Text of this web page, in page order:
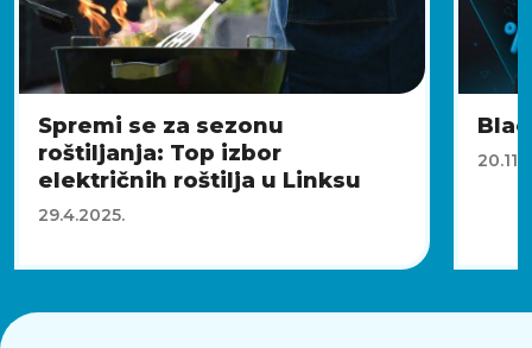
Spremi se za sezonu
roštiljanja: Top izbor
električnih roštilja u Linksu
29.4.2025.